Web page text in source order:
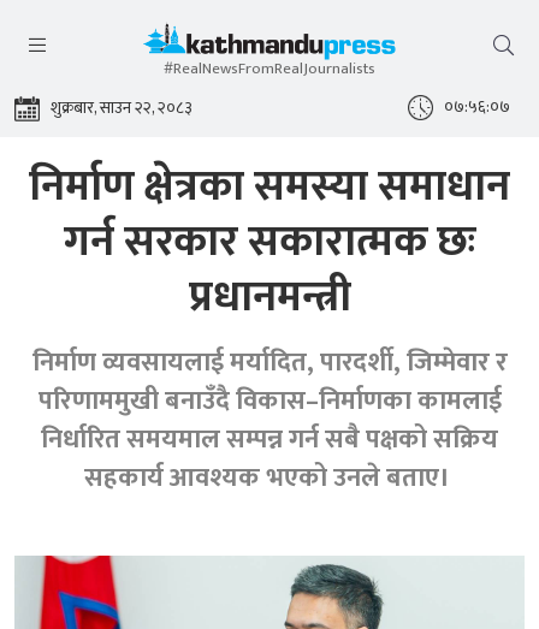
#RealNewsFromRealJournalists
शुक्रबार, साउन २२, २०८३ ०७:५६:०८
निर्माण क्षेत्रका समस्या समाधान
गर्न सरकार सकारात्मक छः
प्रधानमन्त्री
निर्माण व्यवसायलाई मर्यादित, पारदर्शी, जिम्मेवार र
परिणाममुखी बनाउँदै विकास–निर्माणका कामलाई
निर्धारित समयमाल सम्पन्न गर्न सबै पक्षको सक्रिय
सहकार्य आवश्यक भएको उनले बताए।